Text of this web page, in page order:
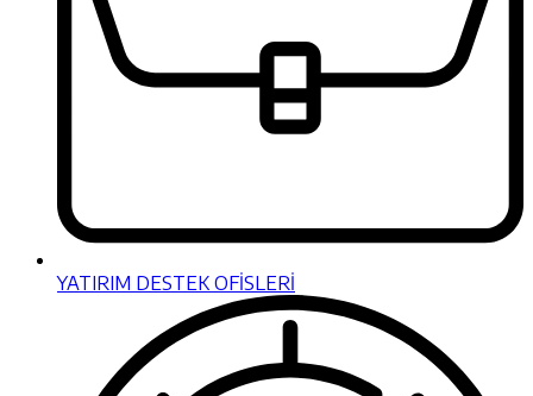
YATIRIM DESTEK OFİSLERİ